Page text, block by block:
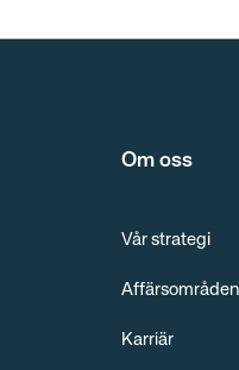
Om oss
Vår strategi
Affärsområden
Karriär